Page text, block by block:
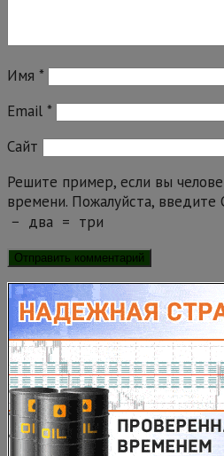
Имя *
Email *
Сайт
Решите пример, если вы
времени. Пожалуйста, введите
− два = три